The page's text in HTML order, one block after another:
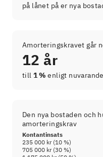
på lånet på er nya
Amorteringskravet går
12 år
till 1 % enligt
Den nya bostaden och
amorteringskrav
Kontantinsats
235 000 kr(10 %)
705 000 kr(30 %)